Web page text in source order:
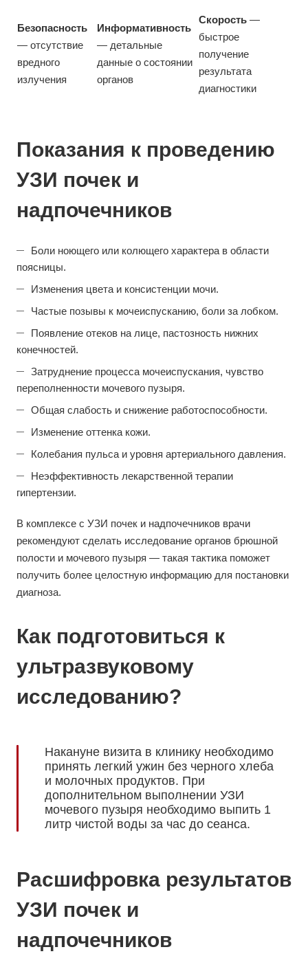
Безопасность
— отсутствие
вредного
излучения
Информативность
— детальные
данные о состоянии
органов
Скорость —
быстрое
получение
результата
диагностики
Показания к проведению
УЗИ почек и
надпочечников
Боли ноющего или колющего характера в области
поясницы.
Изменения цвета и консистенции мочи.
Частые позывы к мочеиспусканию, боли за лобком.
Появление отеков на лице, пастозность нижних
конечностей.
Затруднение процесса мочеиспускания, чувство
переполненности мочевого пузыря.
Общая слабость и снижение работоспособности.
Изменение оттенка кожи.
Колебания пульса и уровня артериального давления.
Неэффективность лекарственной терапии
гипертензии.
В комплексе с УЗИ почек и надпочечников врачи
рекомендуют сделать исследование органов брюшной
полости и мочевого пузыря — такая тактика поможет
получить более целостную информацию для постановки
диагноза.
Как подготовиться к
ультразвуковому
исследованию?
Накануне визита в клинику необходимо
принять легкий ужин без черного хлеба
и молочных продуктов. При
дополнительном выполнении УЗИ
мочевого пузыря необходимо выпить 1
литр чистой воды за час до сеанса.
Расшифровка результатов
УЗИ почек и
надпочечников